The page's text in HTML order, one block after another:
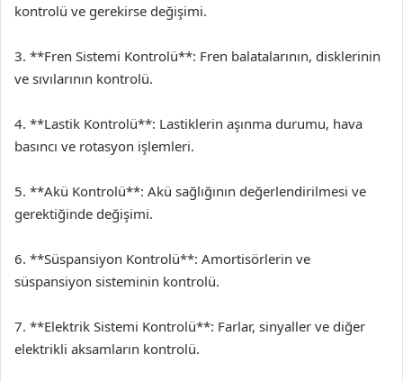
kontrolü ve gerekirse değişimi.
3. **Fren Sistemi Kontrolü**: Fren balatalarının, disklerinin
ve sıvılarının kontrolü.
4. **Lastik Kontrolü**: Lastiklerin aşınma durumu, hava
basıncı ve rotasyon işlemleri.
5. **Akü Kontrolü**: Akü sağlığının değerlendirilmesi ve
gerektiğinde değişimi.
6. **Süspansiyon Kontrolü**: Amortisörlerin ve
süspansiyon sisteminin kontrolü.
7. **Elektrik Sistemi Kontrolü**: Farlar, sinyaller ve diğer
elektrikli aksamların kontrolü.